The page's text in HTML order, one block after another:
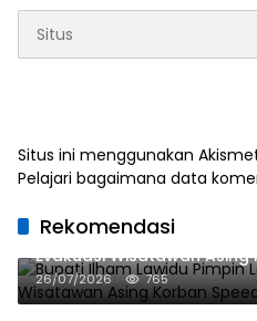
Situs ini menggunakan
Pelajari bagaimana data
Rekomendasi
Bupati Ilham Lawidu Pimpin
Evakuasi Wisatawan
Tenggelam
26/07/2026 765